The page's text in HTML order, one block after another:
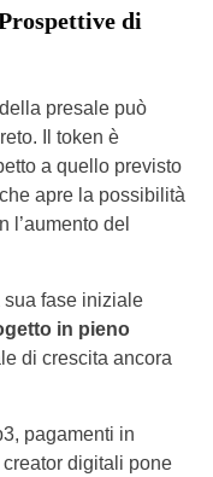
di
presale può
Il token è
a quello previsto
apre la possibilità
l’aumento del
sua fase iniziale
in pieno
di crescita ancora
pagamenti in
digitali pone